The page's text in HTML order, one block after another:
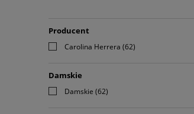
Producent
Carolina Herrera (62)
Damskie
Damskie (62)